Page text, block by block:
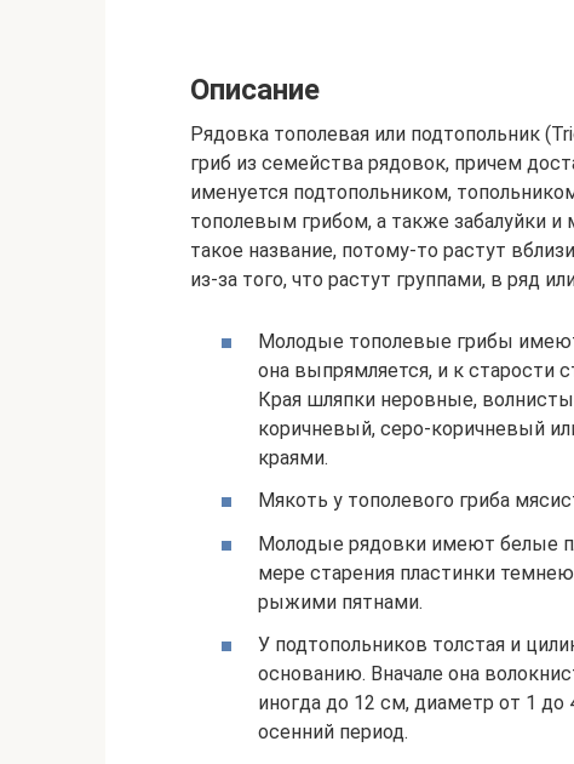
Описание
Рядовка тополевая или подтопольник
гриб из семейства рядовок, причем
именуется подтопольником,
тополевым грибом, а также забалуйки и
такое название, потому-то растут
из-за того, что растут группами, в ряд
Молодые тополевые грибы
она выпрямляется, и к старости
Края шляпки неровные,
коричневый, серо-коричневый
краями.
Мякоть у тополевого гриба
Молодые рядовки имеют белые
мере старения пластинки
рыжими пятнами.
У подтопольников толстая и
основанию. Вначале она
иногда до 12 см, диаметр от 1
осенний период.